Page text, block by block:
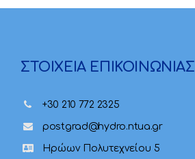
ΣΤΟΙΧΕΙΑ ΕΠΙΚΟΙΝΩΝΙΑΣ
+30 210 772 2325
postgrad@hydro.ntua.gr
Ηρώων Πολυτεχνείου 5